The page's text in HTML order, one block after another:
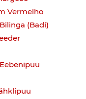
Vermelho
(Badi)